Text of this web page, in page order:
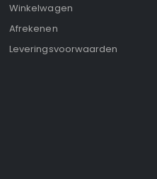
Winkelwagen
Afrekenen
Leveringsvoorwaarden